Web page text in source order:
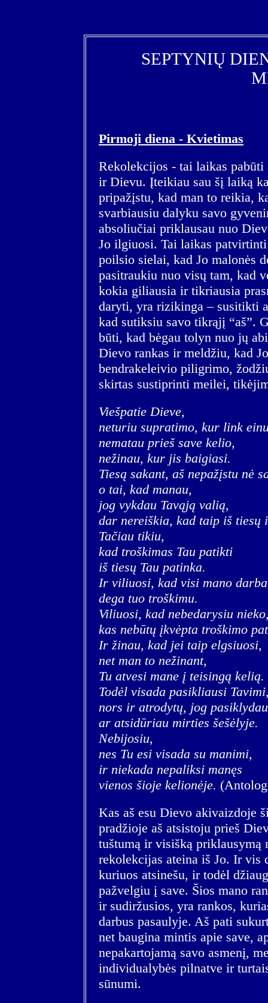
SEPTYNIŲ
Pirmoji diena - Kvietimas
Rekolekcijos - tai laikas
ir Dievu. Įteikiau sau šį laiką
pripažįstu, kad man to reikia,
svarbiausiu dalyku savo
absoliučiai priklausau nuo
Jo ilgiuosi. Tai laikas
poilsio sielai, kad Jo malonės
pasitraukiu nuo visų tam, kad
kokia giliausia ir tikriausia
daryti, yra rizikinga – susitikti
kad sutiksiu savo tikrąjį “aš”.
būti, kad bėgau tolyn nuo jų
Dievo rankas ir meldžiu, kad
bendrakeleivio piligrimo,
skirtas sustiprinti meilei,
Viešpatie Dieve,
neturiu supratimo, kur link
nematau prieš save kelio,
nežinau, kur jis baigiasi.
Tiesą sakant, aš nepažįstu nė
o tai, kad manau,
jog vykdau Tavąją valią,
dar nereiškia, kad taip iš tiesų
Tačiau tikiu,
kad troškimas Tau patikti
iš tiesų Tau patinka.
Ir viliuosi, kad visi mano
dega tuo troškimu.
Viliuosi, kad nebedarysiu
kas nebūtų įkvėpta troškimo
Ir žinau, kad jei taip elgsiuosi,
net man to nežinant,
Tu atvesi mane į teisingą kelią.
Todėl visada pasikliausi
nors ir atrodytų, jog pasiklydau
ar atsidūriau mirties šešėlyje.
Nebijosiu,
nes Tu esi visada su manimi,
ir niekada nepaliksi manęs
vienos šioje kelionėje.
Kas aš esu Dievo akivaizdoje
pradžioje aš atsistoju prieš
tuštumą ir visišką
rekolekcijas ateina iš Jo. Ir vis
kuriuos atsinešu, ir todėl
pažvelgiu į save. Šios mano
ir sudiržusios, yra rankos,
darbus pasaulyje. Aš pati
net baugina mintis apie save,
nepakartojamą savo asmenį,
individualybės pilnatve ir
sūnumi.